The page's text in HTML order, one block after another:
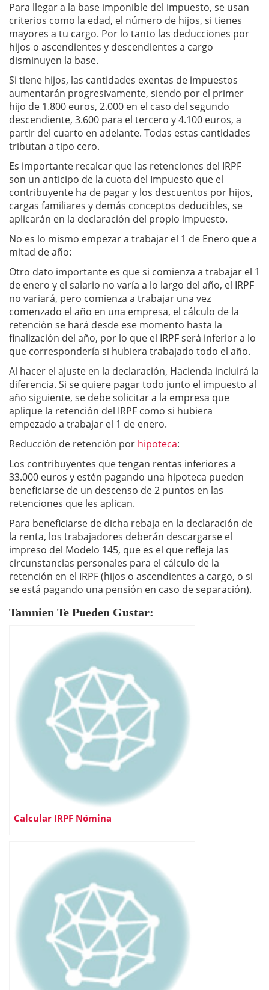
Para llegar a la base imponible del impuesto, se usan
criterios como la edad, el número de hijos, si tienes
mayores a tu cargo. Por lo tanto las deducciones por
hijos o ascendientes y descendientes a cargo
disminuyen la base.
Si tiene hijos, las cantidades exentas de impuestos
aumentarán progresivamente, siendo por el primer
hijo de 1.800 euros, 2.000 en el caso del segundo
descendiente, 3.600 para el tercero y 4.100 euros, a
partir del cuarto en adelante. Todas estas cantidades
tributan a tipo cero.
Es importante recalcar que las retenciones del IRPF
son un anticipo de la cuota del Impuesto que el
contribuyente ha de pagar y los descuentos por hijos,
cargas familiares y demás conceptos deducibles, se
aplicarán en la declaración del propio impuesto.
No es lo mismo empezar a trabajar el 1 de Enero que a
mitad de año:
Otro dato importante es que si comienza a trabajar el 1
de enero y el salario no varía a lo largo del año, el IRPF
no variará, pero comienza a trabajar una vez
comenzado el año en una empresa, el cálculo de la
retención se hará desde ese momento hasta la
finalización del año, por lo que el IRPF será inferior a lo
que correspondería si hubiera trabajado todo el año.
Al hacer el ajuste en la declaración, Hacienda incluirá la
diferencia. Si se quiere pagar todo junto el impuesto al
año siguiente, se debe solicitar a la empresa que
aplique la retención del IRPF como si hubiera
empezado a trabajar el 1 de enero.
Reducción de retención por hipoteca:
Los contribuyentes que tengan rentas inferiores a
33.000 euros y estén pagando una hipoteca pueden
beneficiarse de un descenso de 2 puntos en las
retenciones que les aplican.
Para beneficiarse de dicha rebaja en la declaración de
la renta, los trabajadores deberán descargarse el
impreso del Modelo 145, que es el que refleja las
circunstancias personales para el cálculo de la
retención en el IRPF (hijos o ascendientes a cargo, o si
se está pagando una pensión en caso de separación).
Tamnien Te Pueden Gustar:
Calcular IRPF Nómina